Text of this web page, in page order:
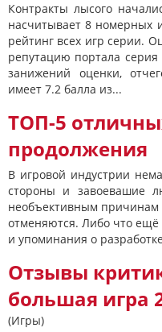
Контракты лысого
насчитывает 8 номерных
рейтинг всех игр серии.
репутацию портала
занижений оценки,
имеет 7.2 балла из...
ТОП-5
продолжения
В игровой индустрии
стороны и завоевашие
необъективным
отменяются. Либо что ещё
и упоминания о
Отзывы
большая игра
(Игры)